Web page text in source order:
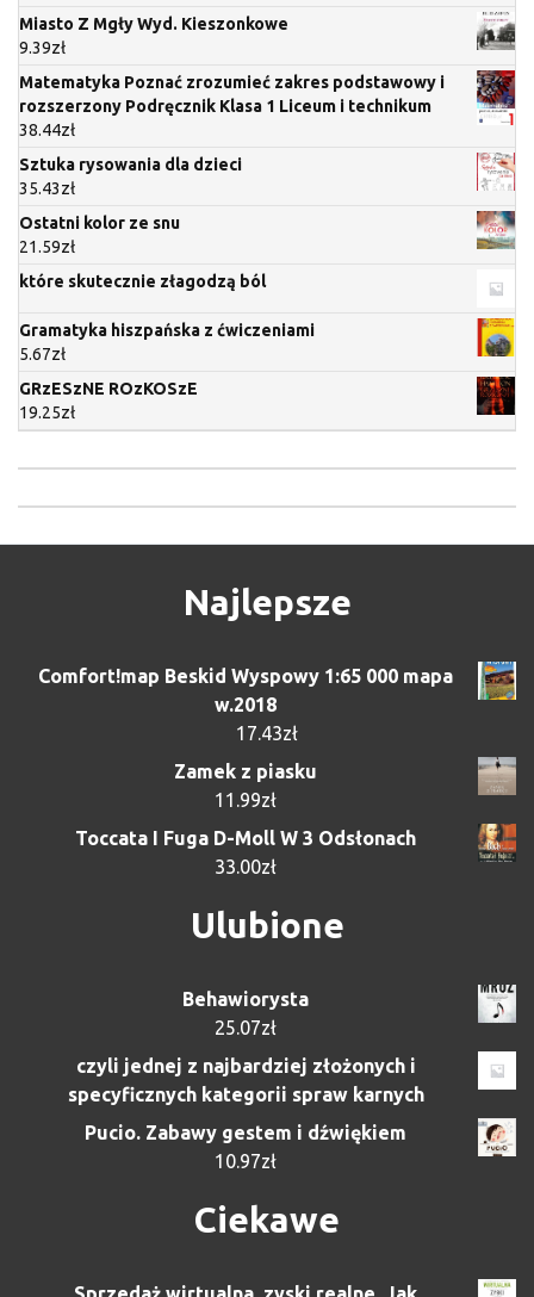
Miasto Z Mgły Wyd. Kieszonkowe
9.39zł
Matematyka Poznać zrozumieć zakres podstawowy i
rozszerzony Podręcznik Klasa 1 Liceum i technikum
38.44zł
Sztuka rysowania dla dzieci
35.43zł
Ostatni kolor ze snu
21.59zł
które skutecznie złagodzą ból
Gramatyka hiszpańska z ćwiczeniami
5.67zł
GRzESzNE ROzKOSzE
19.25zł
Najlepsze
Comfort!map Beskid Wyspowy 1:65 000 mapa
w.2018
17.43zł
Zamek z piasku
11.99zł
Toccata I Fuga D-Moll W 3 Odsłonach
33.00zł
Ulubione
Behawiorysta
25.07zł
czyli jednej z najbardziej złożonych i
specyficznych kategorii spraw karnych
Pucio. Zabawy gestem i dźwiękiem
10.97zł
Ciekawe